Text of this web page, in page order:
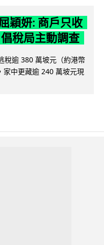
穎妍: 商戶只收
稅局主動調查
稅逾 380 萬坡元（約港幣
家中更藏逾 240 萬坡元現